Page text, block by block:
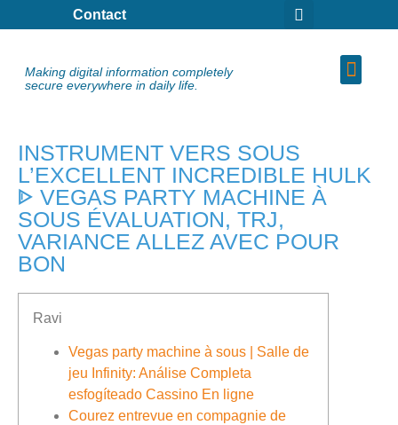
Contact
Making digital information completely
secure everywhere in daily life.
INSTRUMENT VERS SOUS
L’EXCELLENT INCREDIBLE HULK
ᐈ VEGAS PARTY MACHINE À
SOUS ÉVALUATION, TRJ,
VARIANCE ALLEZ AVEC POUR
BON
Ravi
Vegas party machine à sous | Salle de
jeu Infinity: Análise Completa
esfogíteado Cassino En ligne
Courez entrevue en compagnie de